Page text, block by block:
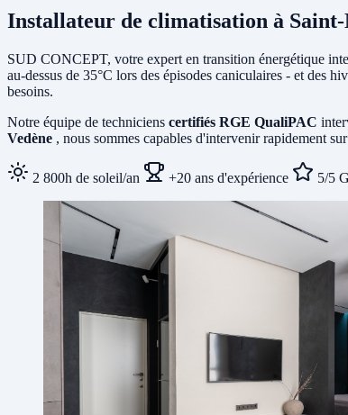
Installateur de climatisation à
SUD CONCEPT, votre expert en transition énergétique
au-dessus de 35°C lors des épisodes caniculaires - et des
besoins.
Notre équipe de techniciens certifiés RGE QualiPAC
Vedène , nous sommes capables d'intervenir rapidement
2 800h de soleil/an +20 ans d'expérience 5/5